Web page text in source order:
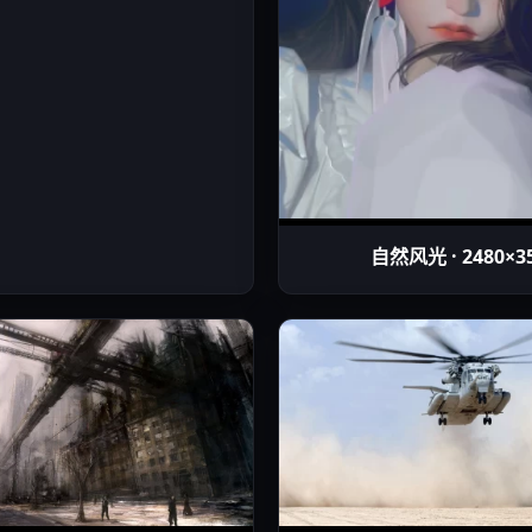
自然风光 ·